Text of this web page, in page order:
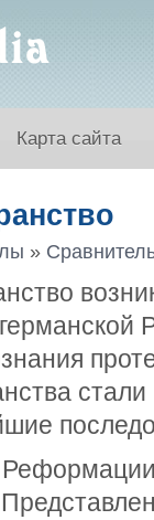
Карта сайта
»